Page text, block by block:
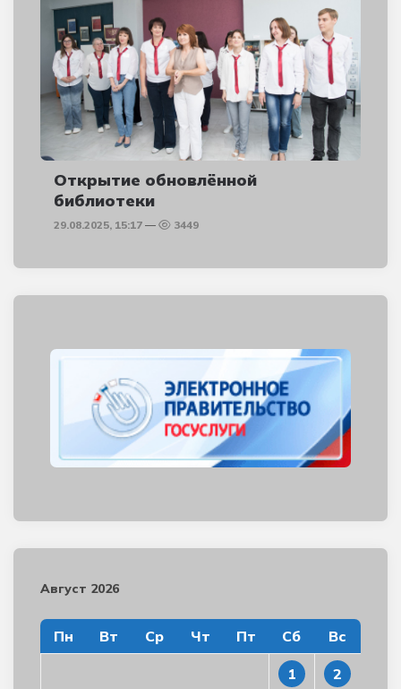
Открытие обновлённой
библиотеки
29.08.2025, 15:17 3449
Август 2026
Пн Вт Ср Чт Пт Сб Вс
1 2